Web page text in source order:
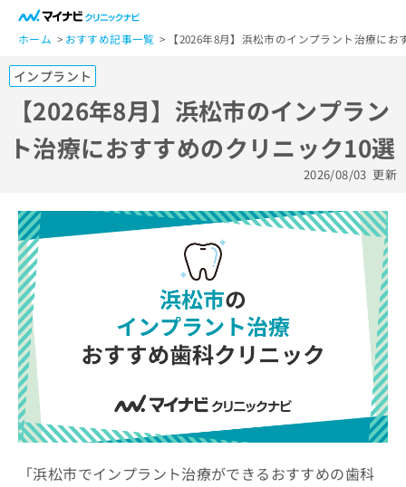
ホーム おすすめ記事一覧 【2026年8月】浜松市のインプラント治療に
インプラント
【2026年8月】浜松市のインプラン
ト治療におすすめのクリニック10選
2026/08/03 更新
「浜松市でインプラント治療ができるおすすめの歯科
一
般
ー
ザ
ー
の
方
ち
ら
マ
イ
ナ
ビ
ク
リ
ニ
ッ
ク
ビ
医
療
関
係
者
の
方
は
こ
ら